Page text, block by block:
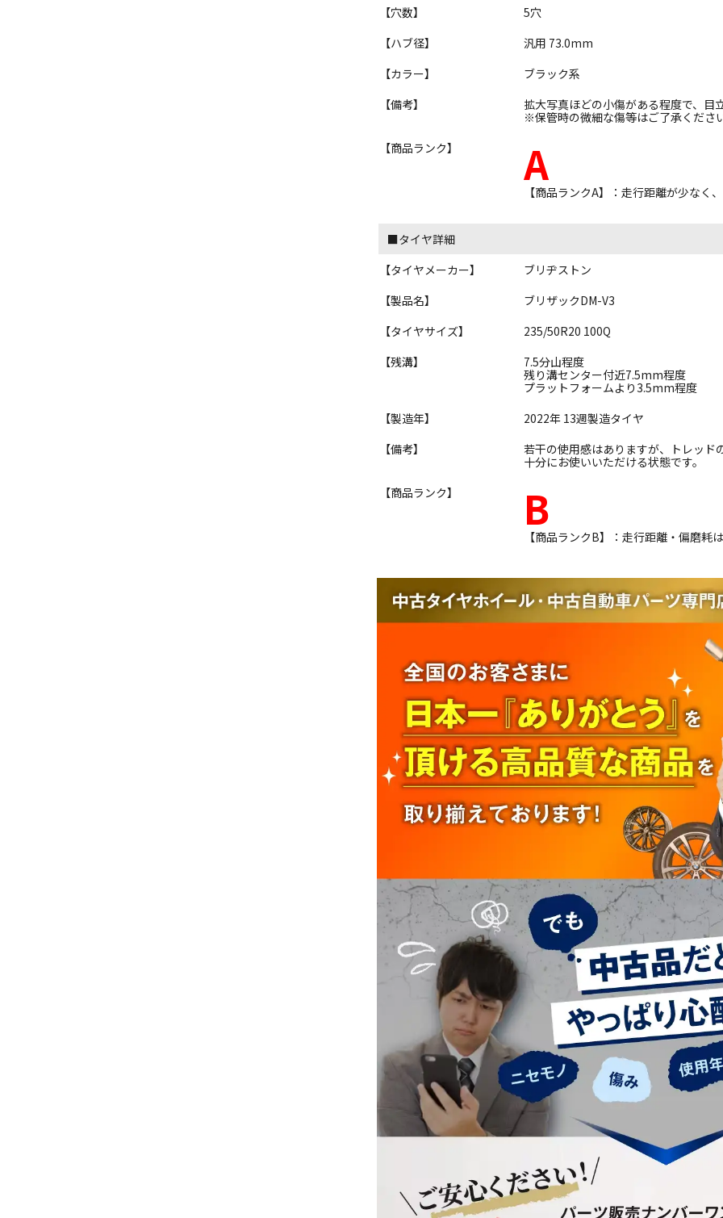
【穴数】
5穴
【ハブ径】
汎用 73.0mm
【カラー】
ブラック系
【備考】
拡大写真ほどの小傷がある程度で、目
※保管時の微細な傷等はご了承くださ
【商品ランク】
A
【商品ランクA】：走行距離が少なく
■タイヤ詳細
【タイヤメーカー】
ブリヂストン
【製品名】
ブリザックDM-V3
【タイヤサイズ】
235/50R20 100Q
【残溝】
7.5分山程度
残り溝センター付近7.5mm程度
プラットフォームより3.5mm程度
【製造年】
2022年 13週製造タイヤ
【備考】
若干の使用感はありますが、トレッド
十分にお使いいただける状態です。
【商品ランク】
B
【商品ランクB】：走行距離・偏磨耗